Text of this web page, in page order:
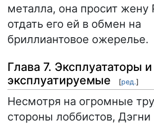
металла, она просит жену
отдать его ей в обмен на
бриллиантовое ожерелье.
Глава 7. Эксплуататоры и
эксплуатируемые
[ред.]
Несмотря на огромные
стороны лоббистов, Дэгни